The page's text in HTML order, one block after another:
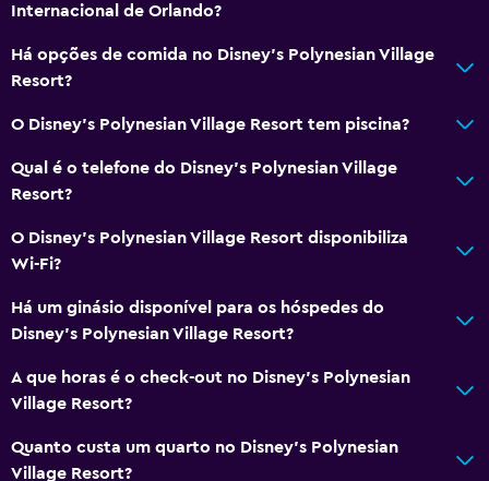
Loja de presentes
Golfe
Lojas/compras
Piscina infantil
Serviço de ama/babysitter (taxa)
Grelhador
Internacional de Orlando?
Há opções de comida no Disney's Polynesian Village
Resort?
O Disney's Polynesian Village Resort tem piscina?
Qual é o telefone do Disney's Polynesian Village
Resort?
O Disney's Polynesian Village Resort disponibiliza
Wi-Fi?
Há um ginásio disponível para os hóspedes do
Disney's Polynesian Village Resort?
A que horas é o check-out no Disney's Polynesian
Village Resort?
Quanto custa um quarto no Disney's Polynesian
Village Resort?